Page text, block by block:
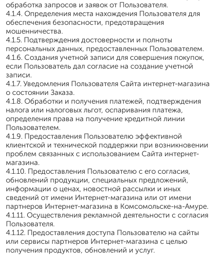
обработка запросов и заявок от Пользователя.
4.1.4. Определения места нахождения Пользователя для
обеспечения безопасности, предотвращения
мошенничества.
4.1.5. Подтверждения достоверности и полноты
персональных данных, предоставленных Пользователем.
4.1.6. Создания учетной записи для совершения покупок,
если Пользователь дал согласие на создание учетной
записи.
4.1.7. Уведомления Пользователя Сайта интернет-магазина
о состоянии Заказа.
4.1.8. Обработки и получения платежей, подтверждения
налога или налоговых льгот, оспаривания платежа,
определения права на получение кредитной линии
Пользователем.
4.1.9. Предоставления Пользователю эффективной
клиентской и технической поддержки при возникновении
проблем связанных с использованием Сайта интернет-
магазина.
4.1.10. Предоставления Пользователю с его согласия,
обновлений продукции, специальных предложений,
информации о ценах, новостной рассылки и иных
сведений от имени Интернет-магазина или от имени
партнеров Интернет-магазина в Комсомольске-на-Амуре.
4.1.11. Осуществления рекламной деятельности с согласия
Пользователя.
4.1.12. Предоставления доступа Пользователю на сайты
или сервисы партнеров Интернет-магазина с целью
получения продуктов, обновлений и услуг.